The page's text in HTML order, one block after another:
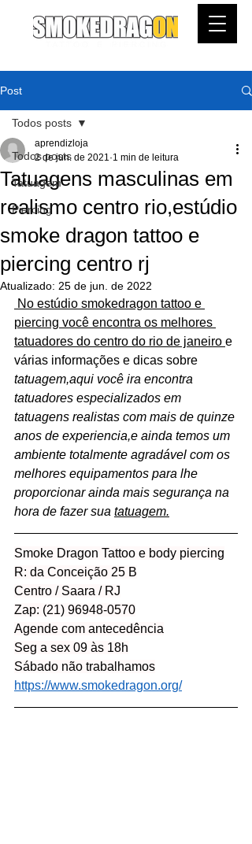
Post
Todos posts
Tatuagem
Piercing
Todos posts
Tatuagens masculinas em
realismo centro rio,estúdio
smoke dragon tattoo e
piercing centro rj
aprendizloja
2 de jun. de 2021 1 min de leitura
Atualizado: 25 de jun. de 2022
piercing você encontra os melhores
tatuadores do centro do rio de janeiro e
várias informações e dicas sobre
tatuagem,aqui você ira encontra
tatuadores especializados em
tatuagens realistas com mais de quinze
anos de experiencia,e ainda temos um
ambiente totalmente agradável com os
melhores equipamentos para lhe
proporcionar ainda mais segurança na
hora de fazer sua tatuagem.
Smoke Dragon Tattoo e body piercing
R: da Conceição 25 B
Centro / Saara / RJ
Zap: (21) 96948-0570
Agende com antecedência
Seg a sex 09 às 18h
Sábado não trabalhamos
https://www.smokedragon.org/